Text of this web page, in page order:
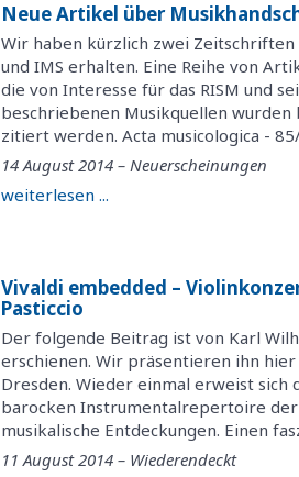
Neue Artikel über
Wir haben kürzlich zwei
und IMS erhalten. Eine Reihe von
die von Interesse für das RISM und
beschriebenen Musikquellen
zitiert werden. Acta musicologica -
14 August 2014 – Neuerscheinungen
weiterlesen ...
Vivaldi embedded –
Pasticcio
Der folgende Beitrag ist von Karl
erschienen. Wir präsentieren ihn
Dresden. Wieder einmal erweist sich
barocken Instrumentalrepertoire
musikalische Entdeckungen. Einen
11 August 2014 – Wiederendeckt